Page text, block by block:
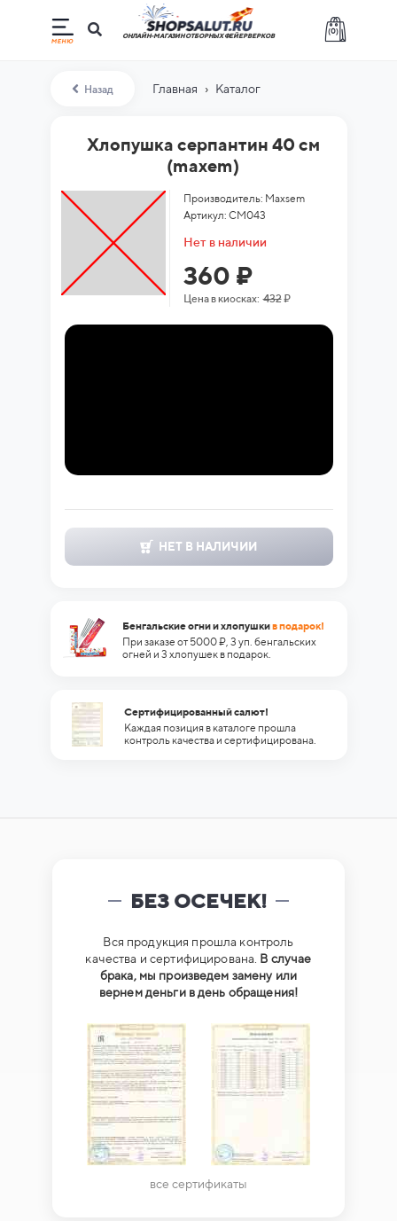
(0)
ОНЛАЙН-МАГАЗИН ОТБОРНЫХ ФЕЙЕРВЕРКОВ
Назад Главная › Каталог
Хлопушка серпантин 40 см
(maxem)
Производитель: Maxsem
Артикул: CM043
Нет в наличии
360 ₽
Цена в киосках:432₽
НЕТ В НАЛИЧИИ
Бенгальские огни и хлопушкив подарок!
При заказе от 5000 ₽, 3 уп. бенгальских
огней и 3 хлопушек в подарок.
Сертифицированный салют!
Каждая позиция в каталоге прошла
контроль качества и сертифицирована.
БЕЗ ОСЕЧЕК!
Вся продукция прошла контроль
качества и сертифицирована. В случае
брака, мы произведем замену или
вернем деньги в день обращения!
все сертификаты